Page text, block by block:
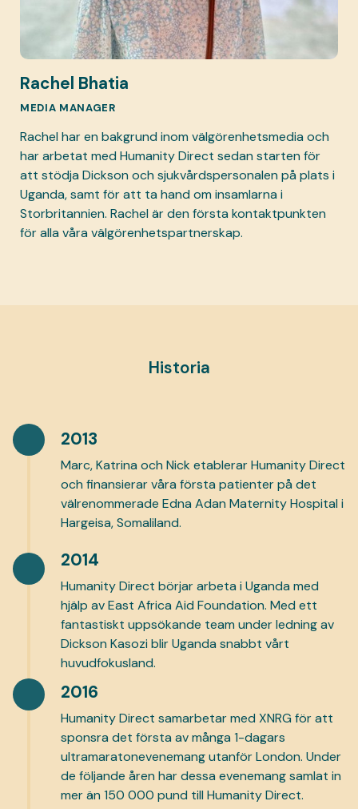
Rachel Bhatia
MEDIA MANAGER
Rachel har en bakgrund inom välgörenhetsmedia och
har arbetat med Humanity Direct sedan starten för
att stödja Dickson och sjukvårdspersonalen på plats i
Uganda, samt för att ta hand om insamlarna i
Storbritannien. Rachel är den första kontaktpunkten
för alla våra välgörenhetspartnerskap.
Historia
2013
Marc, Katrina och Nick etablerar Humanity Direct
och finansierar våra första patienter på det
välrenommerade Edna Adan Maternity Hospital i
Hargeisa, Somaliland.
2014
Humanity Direct börjar arbeta i Uganda med
hjälp av East Africa Aid Foundation. Med ett
fantastiskt uppsökande team under ledning av
Dickson Kasozi blir Uganda snabbt vårt
huvudfokusland.
2016
Humanity Direct samarbetar med XNRG för att
sponsra det första av många 1-dagars
ultramaratonevenemang utanför London. Under
de följande åren har dessa evenemang samlat in
mer än 150 000 pund till Humanity Direct.